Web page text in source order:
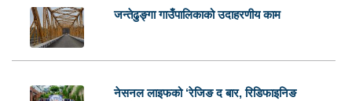
जन्तेढुङ्गा गाउँपालिकाको उदाहरणीय काम
नेसनल लाइफको ‘रेजिङ द बार, रिडिफाइनिङ